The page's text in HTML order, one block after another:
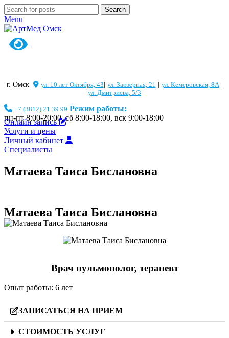
Search
Menu
г. Омск ул. 10 лет Октября, 43 ул. Заозерная, 21 ул. Кемеровская, 8А|
ул. Дмитриева, 5/3
+7 (3812) 21 39 99 Режим работы:
пн-пт 8:00-20:00, сб 8:00-18:00, вск 9:00-18:00
Онлайн запись
Услуги и цены
Личный кабинет
Специалисты
Матаева Таиса Бислановна
Матаева Таиса Бислановна
Врач пульмонолог, терапевт
Опыт работы: 6 лет
ЗАПИСАТЬСЯ НА ПРИЕМ
СТОИМОСТЬ УСЛУГ